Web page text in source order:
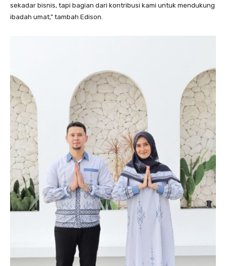
sekadar bisnis, tapi bagian dari kontribusi kami untuk mendukung
ibadah umat,” tambah Edison.